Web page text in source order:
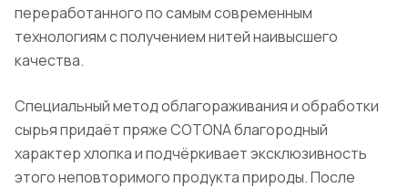
переработанного по самым современным
технологиям с получением нитей наивысшего
качества.
Специальный метод облагораживания и обработки
сырья придаёт пряже COТONA благородный
характер хлопка и подчёркивает эксклюзивность
этого неповторимого продукта природы. После